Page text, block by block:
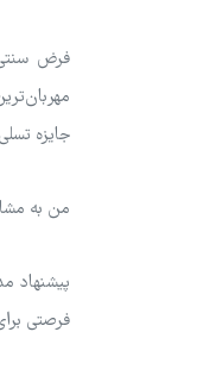
فرض
جایزه
من به
پیشنهاد
فرصتی